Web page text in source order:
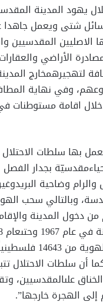
يهود المدينة
شتى ويعملجاهدا
الاصليين المقدسيين
الأراضي والعقارات
لتهجيرهمخارج
وفي نهاية
خلال اقامةمستوطنات
بها سلطات الاحتلال
مقدسيّة بجدار الفصل
والرام وضاحية البريد
وبالتالي سحب
مندخول المدينة
فيعام وحتىعام
من14643
أن سلطات الاحتلال
الخناقعلىالمقدسيين،
إلى الهجرةخارجها”.